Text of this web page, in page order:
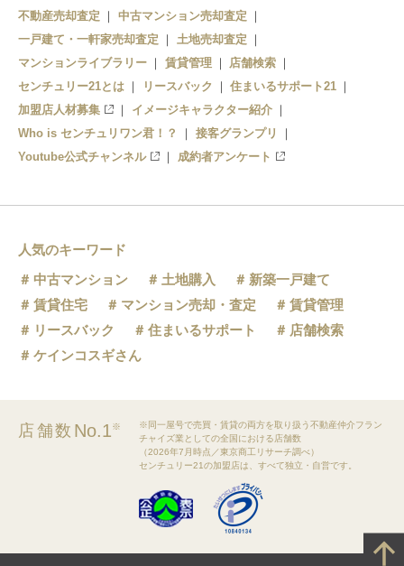
不動産売却査定
中古マンション売却査定
一戸建て・一軒家売却査定
土地売却査定
マンションライブラリー
賃貸管理
店舗検索
センチュリー21とは
リースバック
住まいるサポート21
加盟店人材募集
イメージキャラクター紹介
Who is センチュリワン君！？
接客グランプリ
Youtube公式チャンネル
成約者アンケート
人気のキーワード
中古マンション
土地購入
新築一戸建て
賃貸住宅
マンション売却・査定
賃貸管理
リースバック
住まいるサポート
店舗検索
ケインコスギさん
店舗数 No.1※
※同一屋号で売買・賃貸の両方を取り扱う不動産仲介フラン
チャイズ業としての全国における店舗数
（2026年7月時点／東京商工リサーチ調べ）
センチュリー21の加盟店は、すべて独立・自営です。